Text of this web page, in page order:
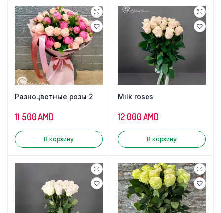
Разноцветные розы 2
11 500AMD
В корзину
Milk roses
12 000AMD
В корзину